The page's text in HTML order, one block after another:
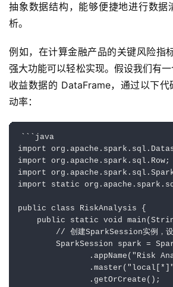
抽象数据结构，能够便捷地进行数据
析。
例如，在计算金融产品的关键风险指
强大功能可以轻松实现。假设我们有
收益数据的 DataFrame，通过以下
动率：
```java
import
import org.apache.spark.sql.Row;
import
import static
public class RiskAnalysis {
public static void
// 创建SparkSession实例，设
SparkSession spark =
.appName("Risk
               .getOrCreate();